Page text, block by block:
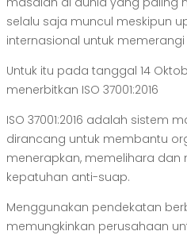
selalu saja muncul meskipun
internasional untuk
Untuk itu pada tanggal 14
menerbitkan ISO 37001:2016
ISO 37001:2016 adalah sistem
dirancang untuk membantu
menerapkan, memelihara
kepatuhan anti-suap.
Menggunakan pendekatan
memungkinkan perusahaan